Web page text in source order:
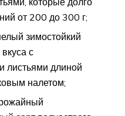
от 200 до 300 г;
зимостойкий
с
листьями длиной
налетом;